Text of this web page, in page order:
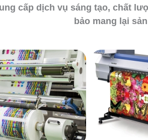
cấp dịch vụ sáng tạo, chất
bảo mang lại